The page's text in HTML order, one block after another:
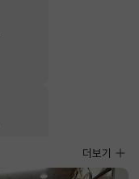
사진뉴스
더보기